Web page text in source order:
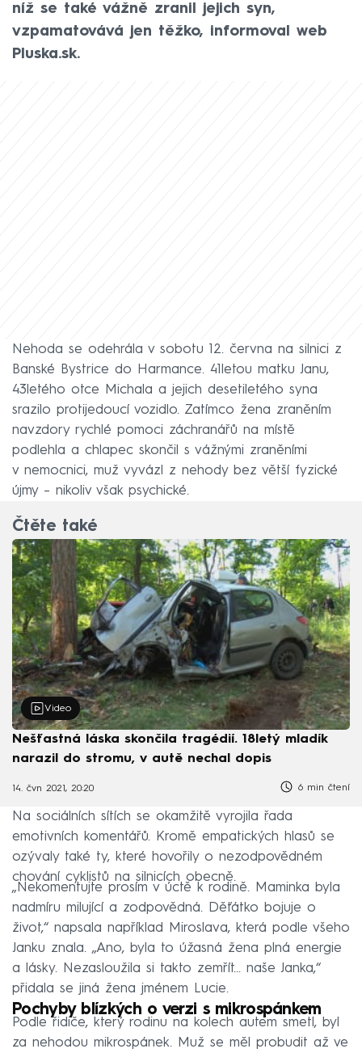
níž se také vážně zranil jejich syn,
vzpamatovává jen těžko, informoval web
Pluska.sk.
Nehoda se odehrála v sobotu 12. června na silnici z
Banské Bystrice do Harmance. 41letou matku Janu,
43letého otce Michala a jejich desetiletého syna
srazilo protijedoucí vozidlo. Zatímco žena zraněním
navzdory rychlé pomoci záchranářů na místě
podlehla a chlapec skončil s vážnými zraněními
v nemocnici, muž vyvázl z nehody bez větší fyzické
újmy – nikoliv však psychické.
Čtěte také
Video
Nešťastná láska skončila tragédií. 18letý mladík
narazil do stromu, v autě nechal dopis
14. čvn 2021, 20:20 6 min čtení
Na sociálních sítích se okamžitě vyrojila řada
emotivních komentářů. Kromě empatických hlasů se
ozývaly také ty, které hovořily o nezodpovědném
chování cyklistů na silnicích obecně.
„Nekomentujte prosím v úctě k rodině. Maminka byla
nadmíru milující a zodpovědná. Děťátko bojuje o
život,“ napsala například Miroslava, která podle všeho
Janku znala. „Ano, byla to úžasná žena plná energie
a lásky. Nezasloužila si takto zemřít… naše Janka,“
přidala se jiná žena jménem Lucie.
Pochyby blízkých o verzi s mikrospánkem
Podle řidiče, který rodinu na kolech autem smetl, byl
za nehodou mikrospánek. Muž se měl probudit až ve